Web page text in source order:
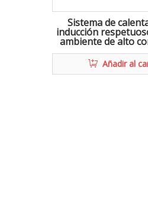
Sistema de
inducción
ambiente de alto
consumo para
la fundición a
Añadir al